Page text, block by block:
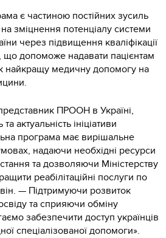
є частиною постійних зусиль
зміцнення потенціалу системи
через підвищення кваліфікації
що допоможе надавати пацієнтам
найкращу медичну допомогу на
ПРООН в Україні,
актуальність ініціативи
програма має вирішальне
надаючи необхідні ресурси
та дозволяючи Міністерству
реабілітаційні послуги по
він. — Підтримуючи розвиток
та сприяючи обміну
забезпечити доступ українців
спеціалізованої допомоги».